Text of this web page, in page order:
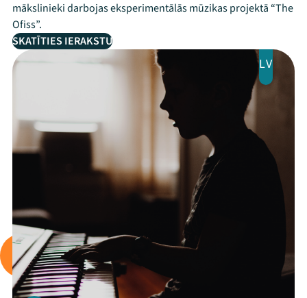
mākslinieki darbojas eksperimentālās mūzikas projektā “The
Ofiss”.
SKATĪTIES IERAKSTU
LV